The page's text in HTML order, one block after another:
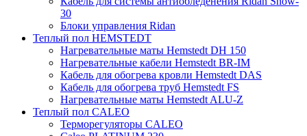
30
Блоки управления Ridan
Теплый пол HEMSTEDT
Нагревательные маты Hemstedt DH 150
Нагревательные кабели Hemstedt BR-IM
Кабель для обогрева кровли Hemstedt DAS
Кабель для обогрева труб Hemstedt FS
Нагревательные маты Hemstedt ALU-Z
Теплый пол CALEO
Терморегуляторы CALEO